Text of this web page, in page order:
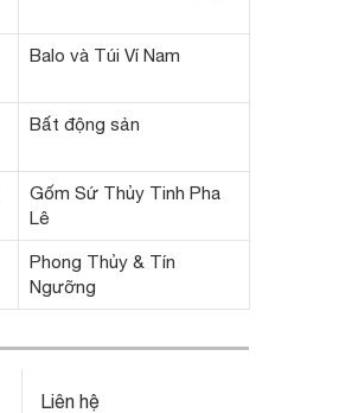
Balo và Túi Ví Nam
Bất động sản
Gốm Sứ Thủy Tinh Pha
Lê
Phong Thủy & Tín
Ngưỡng
Liên hệ